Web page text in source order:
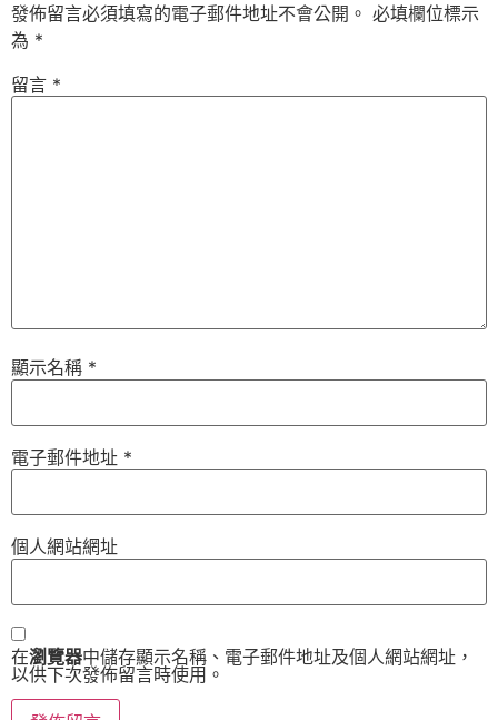
發佈留言必須填寫的電子郵件地址不會公開。 必填欄位標示
為 *
留言 *
顯示名稱 *
電子郵件地址 *
個人網站網址
在瀏覽器中儲存顯示名稱、電子郵件地址及個人網站網址，
以供下次發佈留言時使用。